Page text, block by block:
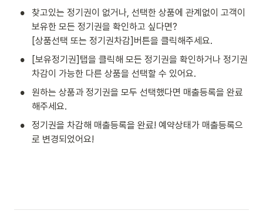
•
찾고있는 정기권이 없거나, 선택한 상품에 관계없이 고객이
보유한 모든 정기권을 확인하고 싶다면?
[상품선택 또는 정기권차감]버튼을 클릭해주세요.
•
[보유정기권]탭을 클릭해 모든 정기권을 확인하거나 정기권
차감이 가능한 다른 상품을 선택할 수 있어요.
•
원하는 상품과 정기권을 모두 선택했다면 매출등록을 완료
해주세요.
•
정기권을 차감해 매출등록을 완료! 예약상태가 매출등록으
로 변경되었어요!